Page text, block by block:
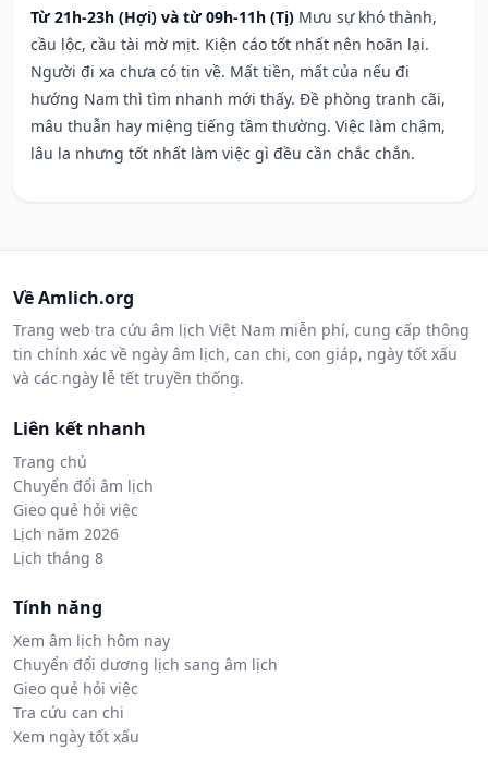
Từ 21h-23h (Hợi) và từ 09h-11h (Tị) Mưu sự khó thành,
cầu lộc, cầu tài mờ mịt. Kiện cáo tốt nhất nên hoãn lại.
Người đi xa chưa có tin về. Mất tiền, mất của nếu đi
hướng Nam thì tìm nhanh mới thấy. Đề phòng tranh cãi,
mâu thuẫn hay miệng tiếng tầm thường. Việc làm chậm,
lâu la nhưng tốt nhất làm việc gì đều cần chắc chắn.
Về Amlich.org
Trang web tra cứu âm lịch Việt Nam miễn phí, cung cấp thông
tin chính xác về ngày âm lịch, can chi, con giáp, ngày tốt xấu
và các ngày lễ tết truyền thống.
Liên kết nhanh
Trang chủ
Chuyển đổi âm lịch
Gieo quẻ hỏi việc
Lịch năm 2026
Lịch tháng 8
Tính năng
Xem âm lịch hôm nay
Chuyển đổi dương lịch sang âm lịch
Gieo quẻ hỏi việc
Tra cứu can chi
Xem ngày tốt xấu